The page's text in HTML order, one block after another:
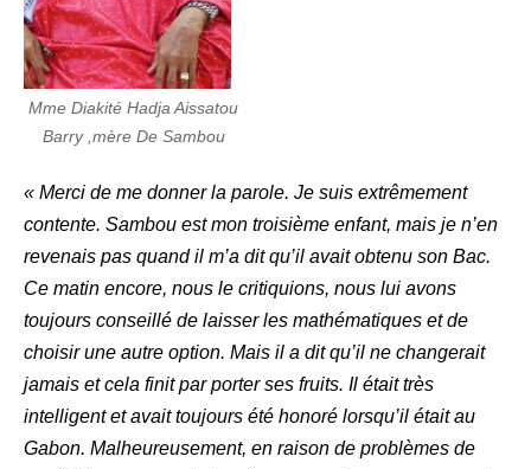
Mme Diakité Hadja Aissatou
Barry ,mère De Sambou
« Merci de me donner la parole. Je suis extrêmement
contente. Sambou est mon troisième enfant, mais je n’en
revenais pas quand il m’a dit qu’il avait obtenu son Bac.
Ce matin encore, nous le critiquions, nous lui avons
toujours conseillé de laisser les mathématiques et de
choisir une autre option. Mais il a dit qu’il ne changerait
jamais et cela finit par porter ses fruits. Il était très
intelligent et avait toujours été honoré lorsqu’il était au
Gabon. Malheureusement, en raison de problèmes de